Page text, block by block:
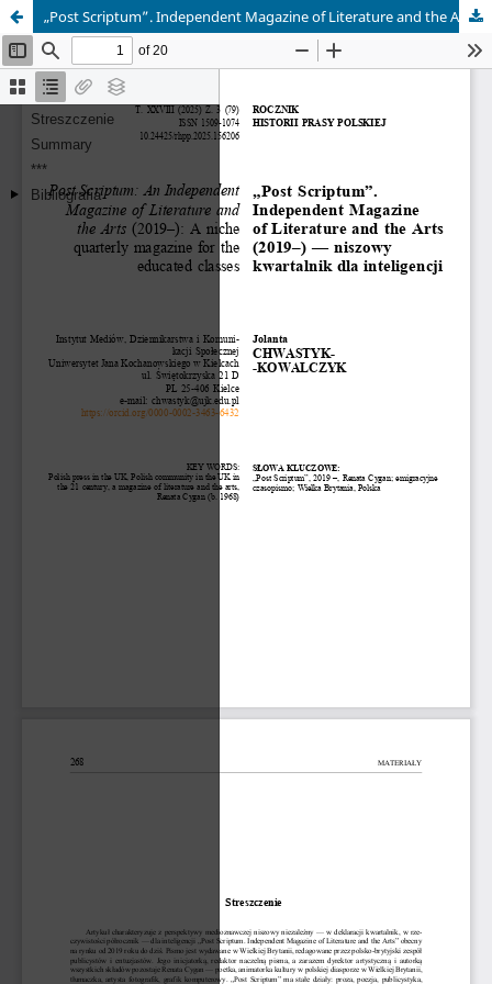
„Post Scriptum”. Independent Magazine of Literature and the Arts (2019-) – niszowy kwartalnik dla inteligencji